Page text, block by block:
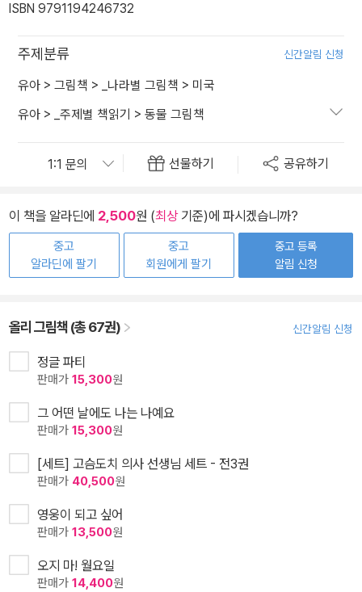
ISBN 9791194246732
주제분류 신간알림 신청
유아 > 그림책 > _나라별 그림책 > 미국
유아 > _주제별 책읽기 > 동물 그림책
선물하기 공유하기
이 책을 알라딘에 2,500원 (최상기준)에 파시겠습니까?
중고
알라딘에 팔기
중고
회원에게 팔기
중고 등록
알림 신청
올리 그림책 (총 67권) 신간알림 신청
정글 파티
판매가 15,300원
그 어떤 날에도 나는 나예요
판매가 15,300원
[세트] 고슴도치 의사 선생님 세트 - 전3권
판매가 40,500원
영웅이 되고 싶어
판매가 13,500원
오지 마! 월요일
판매가 14,400원